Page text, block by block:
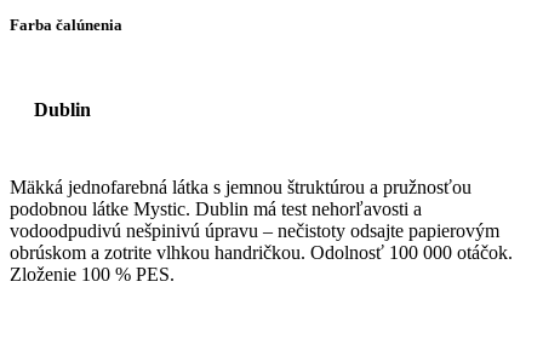
Farba čalúnenia
Dublin
Mäkká jednofarebná látka s jemnou štruktúrou a pružnosťou
podobnou látke Mystic. Dublin má test nehorľavosti a
vodoodpudivú nešpinivú úpravu – nečistoty odsajte papierovým
obrúskom a zotrite vlhkou handričkou. Odolnosť 100 000 otáčok.
Zloženie 100 % PES.